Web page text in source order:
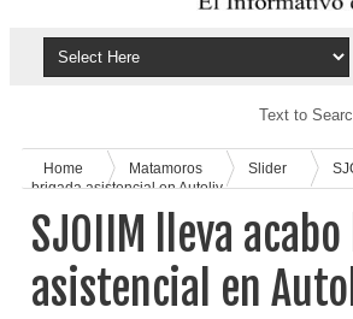
Home Matamoros Slider
brigada asistencial en Autoliv
SJOIIM lleva
asistencial en